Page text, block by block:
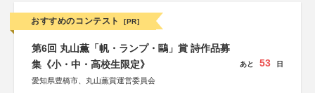
おすすめのコンテスト [PR]
第6回 丸山薫「帆・ランプ・鷗」賞 詩作品募
集《小・中・高校生限定》
愛知県豊橋市、丸山薫賞運営委員会
あと 53 日